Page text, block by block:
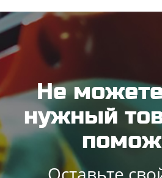
Не
нужный